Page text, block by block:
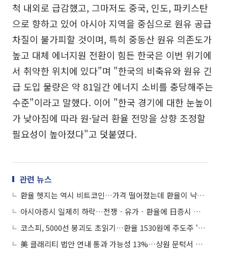
척 내외로 급감했고, 그마저도 중국, 인도, 파키스탄
으로 향하고 있어 아시아 지역을 중심으로 원유 공급
차질이 불가피할 것이며, 특히 중동산 원유 의존도가
높고 대체 에너지원 전환이 힘든 한국은 이번 위기에
서 취약한 위치에 있다"며 "한국의 비축유와 원유 긴
급 도입 물량은 약 81일간 에너지 소비를 충당해주는
수준"이라고 말했다. 이어 "한국 경기에 대한 눈높이
가 낮아짐에 따라 원·달러 환율 전망을 상향 조정할
필요성이 높아졌다"고 덧붙였다.
관련 뉴스
환율 헷지는 역시 비트코인…가격 떨어졌는데 환율이 낙폭 상쇄
아시아증시 일제히 하락…전쟁ㆍ유가ㆍ환율에 日증시 삼중고
코스피, 5000선 붕괴도 초읽기…환율 1530원에 주도주 ‘와르르’
美 클래리티 법안 연내 통과 가능성 13%…상원 문턱서 제동